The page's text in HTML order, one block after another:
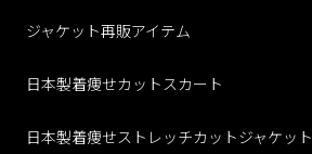
ジャケット再販アイテム
日本製着痩せカットスカート
日本製着痩せストレッチカットジャケット